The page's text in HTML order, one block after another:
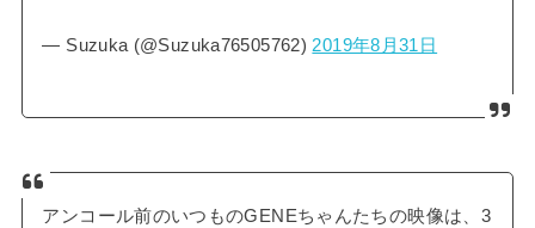
— Suzuka (@Suzuka76505762) 2019年8月31日
アンコール前のいつものGENEちゃんたちの映像は、3